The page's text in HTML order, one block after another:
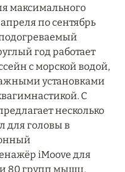
максимального
по сентябрь
год работает
с морской водой,
установками
С
несколько
для головы в
iMoove для
80 групп мышц,